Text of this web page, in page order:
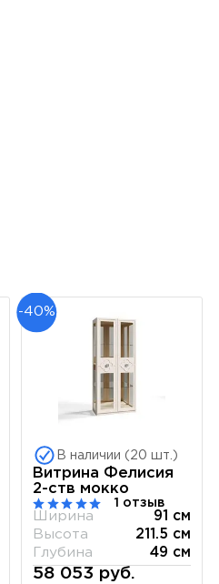
-40%
В наличии (20 шт.)
Витрина Фелисия
2-ств мокко
1 отзыв
Ширина
91 см
Высота
211.5 см
Глубина
49 см
58 053 руб.